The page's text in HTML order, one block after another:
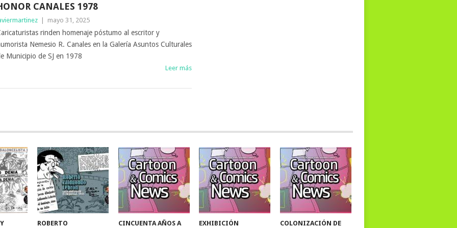
CANALES 1978
| mayo 31, 2025
rinden homenaje póstumo al escritor y
Nemesio R. Canales en la Galería Asuntos Culturales
Municipio de SJ en 1978
Leer más
ROBERTO CINCUENTA AÑOS A EXHIBICIÓN COLONIZACIÓN DE